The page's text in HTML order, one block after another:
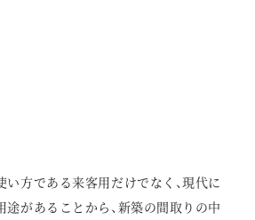
方である来客用だけでなく、現代に
があることから、新築の間取りの中